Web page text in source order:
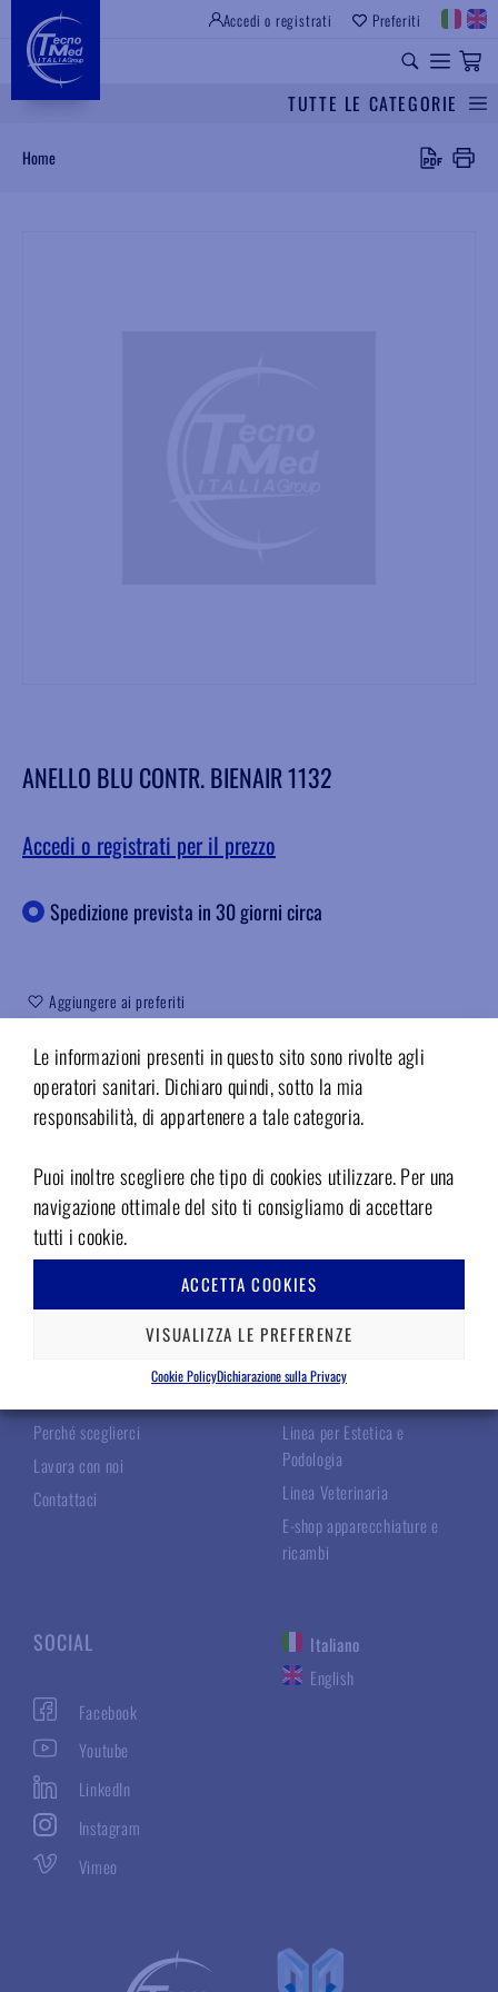
Le informazioni presenti in questo sito sono rivolte agli
operatori sanitari. Dichiaro quindi, sotto la mia
responsabilità, di appartenere a tale categoria.
Puoi inoltre scegliere che tipo di cookies utilizzare. Per una
navigazione ottimale del sito ti consigliamo di accettare
tutti i cookie.
ACCETTA COOKIES
VISUALIZZA LE PREFERENZE
Cookie PolicyDichiarazione sulla Privacy
Accedi o registrati Preferiti
TUTTE LE CATEGORIE
Home
ANELLO BLU CONTR. BIENAIR 1132
Accedi o registrati per il prezzo
Spedizione prevista in 30 giorni circa
Aggiungere ai preferiti
Codice:0332727
Perché sceglierci
Lavora con noi
Contattaci
LE NOSTRE LINEE
Linea Chirurgica
Linea per Estetica e
Podologia
Linea Veterinaria
E-shop apparecchiature e
ricambi
SOCIAL
Facebook
Youtube
LinkedIn
Instagram
Vimeo
Italiano
English